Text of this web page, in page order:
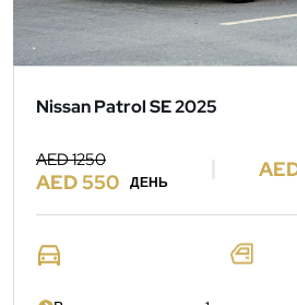
Nissan Patrol SE 2025
AED 1250
AED 550 ДЕНЬ